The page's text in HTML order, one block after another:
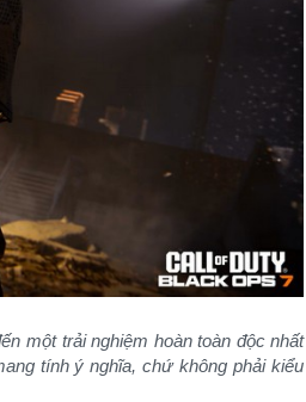
một trải nghiệm hoàn toàn độc nhất
tính ý nghĩa, chứ không phải kiểu